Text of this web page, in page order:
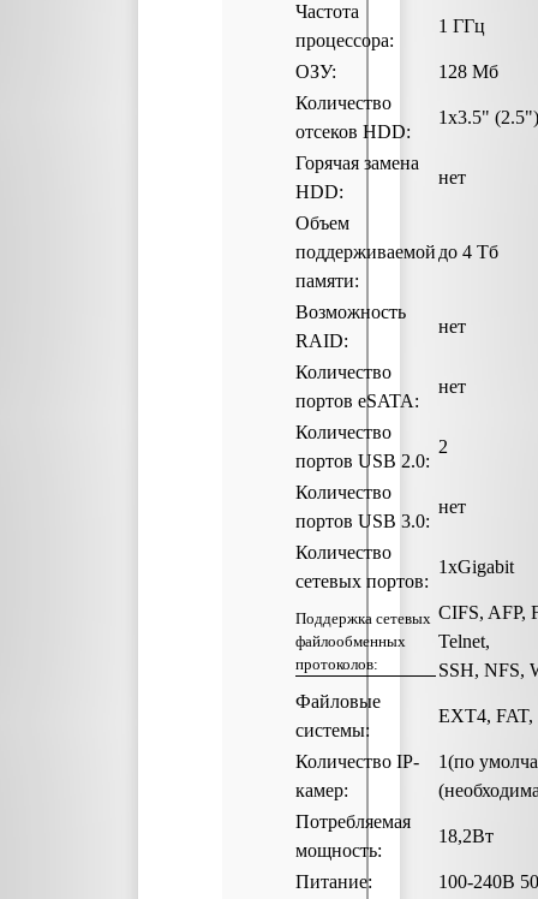
Частота
процессора:
1 ГГц
ОЗУ:
128 Мб
Количество
отсеков HDD:
1x3.5" (2.5")
Горячая замена
HDD:
нет
Объем
поддерживаемой
памяти:
до 4 Тб
Возможность
RAID:
нет
Количество
портов eSATA:
нет
Количество
портов USB 2.0:
2
Количество
портов USB 3.0:
нет
Количество
сетевых портов:
1xGigabit
Поддержка сетевых
файлообменных
протоколов:
CIFS, AFP,
Telnet,
SSH, NFS,
Файловые
системы:
EXT4, FAT,
Количество IP-
камер:
1(по
Потребляемая
мощность:
18,2Вт
Питание: 100-240В